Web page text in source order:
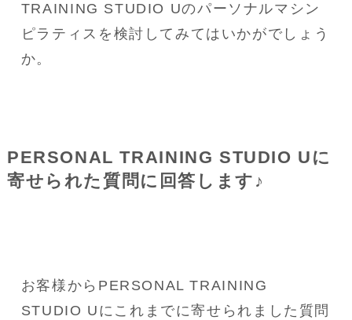
TRAINING STUDIO Uのパーソナルマシン
ピラティスを検討してみてはいかがでしょう
か。
PERSONAL TRAINING STUDIO Uに
寄せられた質問に回答します♪
お客様からPERSONAL TRAINING
STUDIO Uにこれまでに寄せられました質問